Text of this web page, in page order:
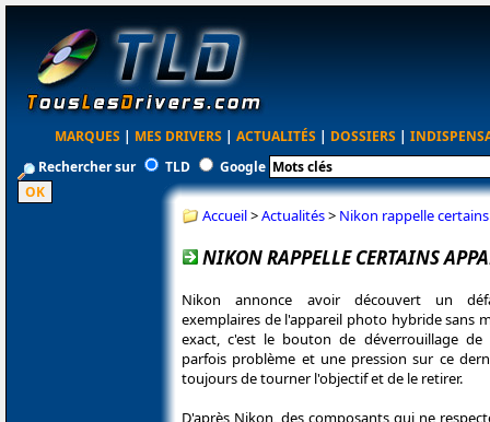
MARQUES | MES DRIVERS | ACTUALITÉS | DOSSIERS |
Rechercher sur
TLD Google
Accueil>Actualités> Nikon rappelle
NIKON RAPPELLE CERTAINS
Nikon annonce avoir découvert un
exemplaires de l'appareil photo hybride sans
exact, c'est le bouton de déverrouillage de
parfois problème et une pression sur ce
toujours de tourner l'objectif et de le retirer.
D'après Nikon, des composants qui ne